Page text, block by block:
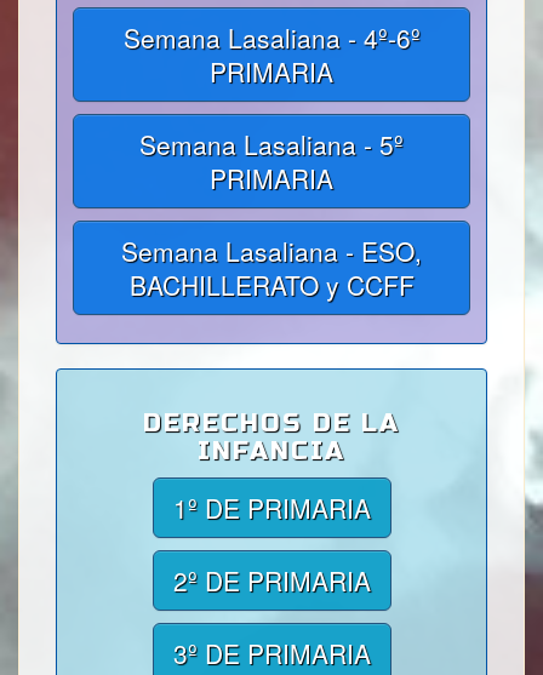
Semana Lasaliana - 4º-6º
PRIMARIA
Semana Lasaliana - 5º
PRIMARIA
Semana Lasaliana - ESO,
BACHILLERATO y CCFF
DERECHOS DE LA
INFANCIA
1º DE PRIMARIA
2º DE PRIMARIA
3º DE PRIMARIA